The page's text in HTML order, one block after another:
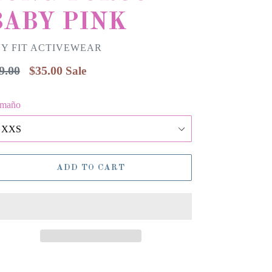
PINK
FIT ACTIVEWEAR
$35.00 Sale
ADD TO CART